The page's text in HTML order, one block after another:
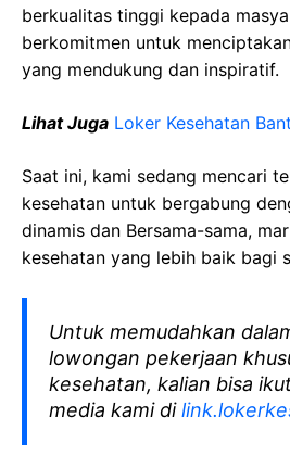
berkualitas tinggi kepada
berkomitmen untuk
yang mendukung dan inspiratif.
Lihat Juga Loker Kesehatan
Saat ini, kami sedang mencari
kesehatan untuk bergabung
dinamis dan Bersama-sama,
kesehatan yang lebih baik bagi
Untuk memudahkan
lowongan pekerjaan
kesehatan, kalian bisa
media kami di